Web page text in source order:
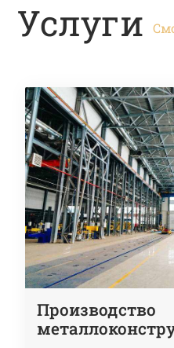
Услуги
Производство